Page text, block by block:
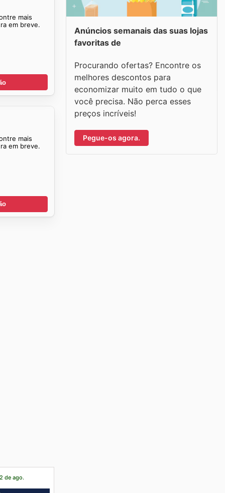
mais
em breve.
mais
em breve.
de ago.
Anúncios semanais das suas lojas
favoritas de
Procurando ofertas? Encontre os
melhores descontos para
economizar muito em tudo o que
você precisa. Não perca esses
preços incríveis!
Pegue-os agora.